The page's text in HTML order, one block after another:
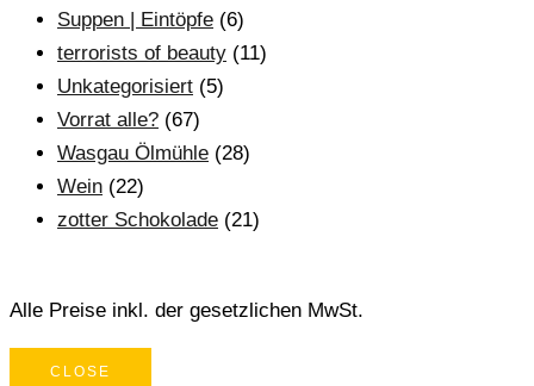
Suppen | Eintöpfe (6)
terrorists of beauty (11)
Unkategorisiert (5)
Vorrat alle? (67)
Wasgau Ölmühle (28)
Wein (22)
zotter Schokolade (21)
Alle Preise inkl. der gesetzlichen MwSt.
CLOSE